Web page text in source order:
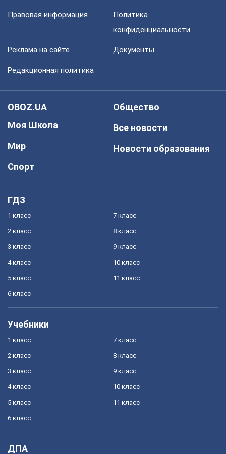
Правовая информация
Политика
конфиденциальности
Реклама на сайте Документы
Редакционная политика
OBOZ.UA
Моя Школа
Мир
Спорт
Общество
Все новости
Новости образования
ГДЗ
1 класс
2 класс
3 класс
4 класс
5 класс
6 класс
7 класс
8 класс
9 класс
10 класс
11 класс
Учебники
1 класс
2 класс
3 класс
4 класс
5 класс
6 класс
7 класс
8 класс
9 класс
10 класс
11 класс
ДПА